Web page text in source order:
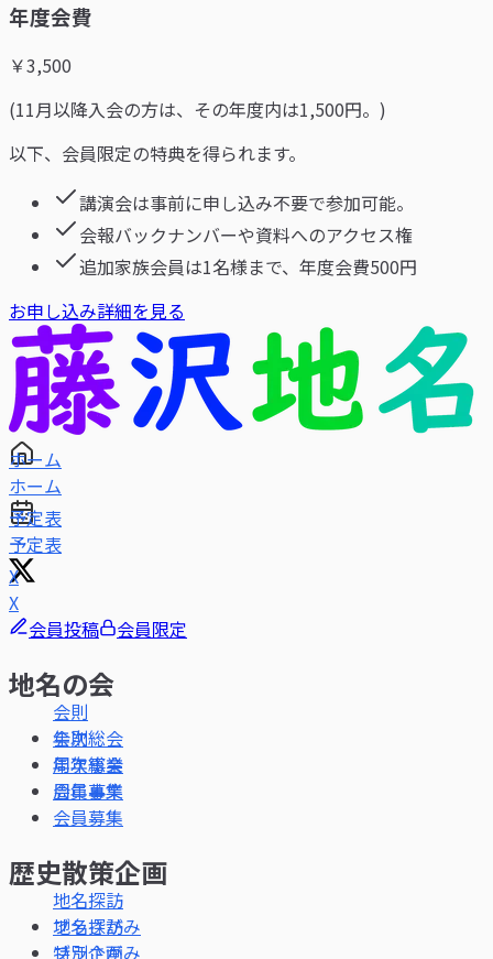
年度会費
￥3,500
(11月以降入会の方は、その年度内は1,500円。)
以下、会員限定の特典を得られます。
講演会は事前に申し込み不要で参加可能。
会報バックナンバーや資料へのアクセス権
追加家族会員は1名様まで、年度会費500円
お申し込み詳細を見る
ホーム
予定表
X
会員投稿
会員限定
地名の会
会則
年次総会
周年事業
会員募集
歴史散策企画
地名探訪
ブラさがみ